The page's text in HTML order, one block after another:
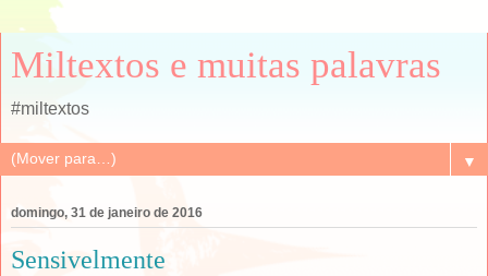
Miltextos e muitas palavras
#miltextos
▼
domingo, 31 de janeiro de 2016
Sensivelmente